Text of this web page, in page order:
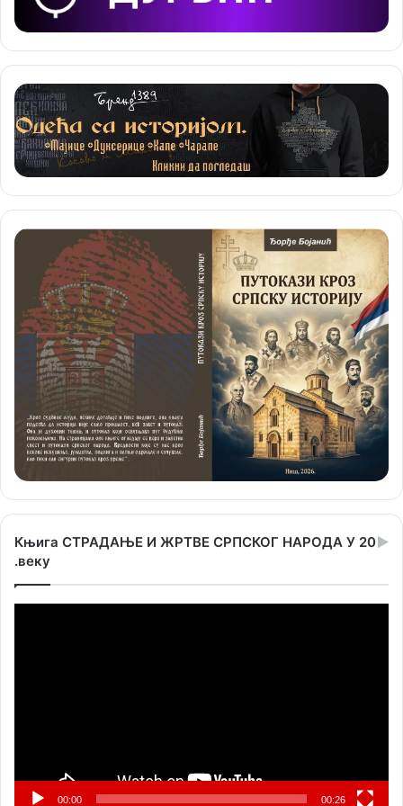
Књига СТРАДАЊЕ И ЖРТВЕ СРПСКОГ НАРОДА У 20
.веку
00:00 00:26